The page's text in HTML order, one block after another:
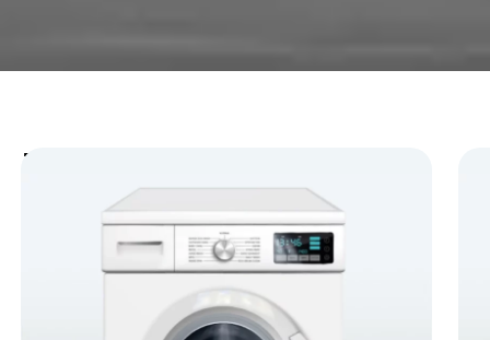
Toutes nos gammes